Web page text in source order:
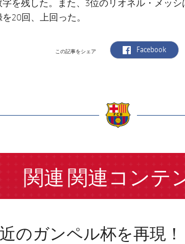
字を残した。また、3位のリオネル・メッ
20回、上回った。
この記事をシェア Facebook
関連 関連コンテ
のガンペル杯を再現！